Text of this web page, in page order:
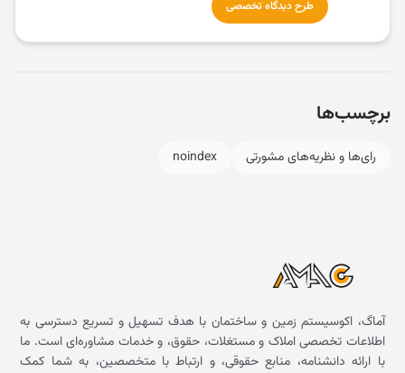
طرح دیدگاه تخصصی
برچسب‌ها
رای‌ها و نظریه‌های مشورتی noindex
آماگ، اکوسیستم زمین و ساختمان با هدف تسهیل و تسریع دسترسی به
اطلاعات تخصصی املاک و مستغلات، حقوق، و خدمات مشاوره‌ای است. ما
با ارائه دانشنامه، منابع حقوقی، و ارتباط با متخصصین، به شما کمک